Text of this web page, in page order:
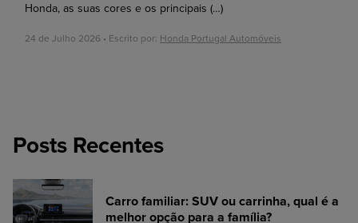
Honda, as suas cores e os principais (…)
24 de Julho 2026 • Escrito por: Honda Portugal Automóveis
Posts Recentes
Carro familiar: SUV ou carrinha, qual é a
melhor opção para a família?